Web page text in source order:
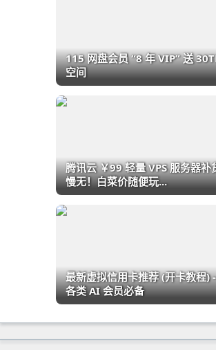
115 网盘会员 “8 年 VIP” 送
空间
腾讯云 ￥99 轻量 VPS 服务器补
慢无！白菜价随便玩...
最新虚拟信用卡推荐 (开卡教程)
各类 AI 会员必备